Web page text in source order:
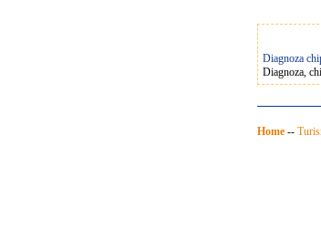
Diagnoza
Diagnoza,
Home --